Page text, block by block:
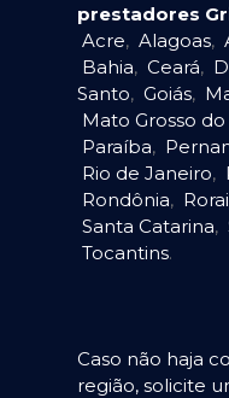
prestadores
Acre, Alagoas,
Bahia, Ceará,
Santo, Goiás,
Mato Grosso do
Paraíba,
Rio de Janeiro,
Rondônia,
Santa Catarina,
Tocantins.
Caso não haja
região, solicite